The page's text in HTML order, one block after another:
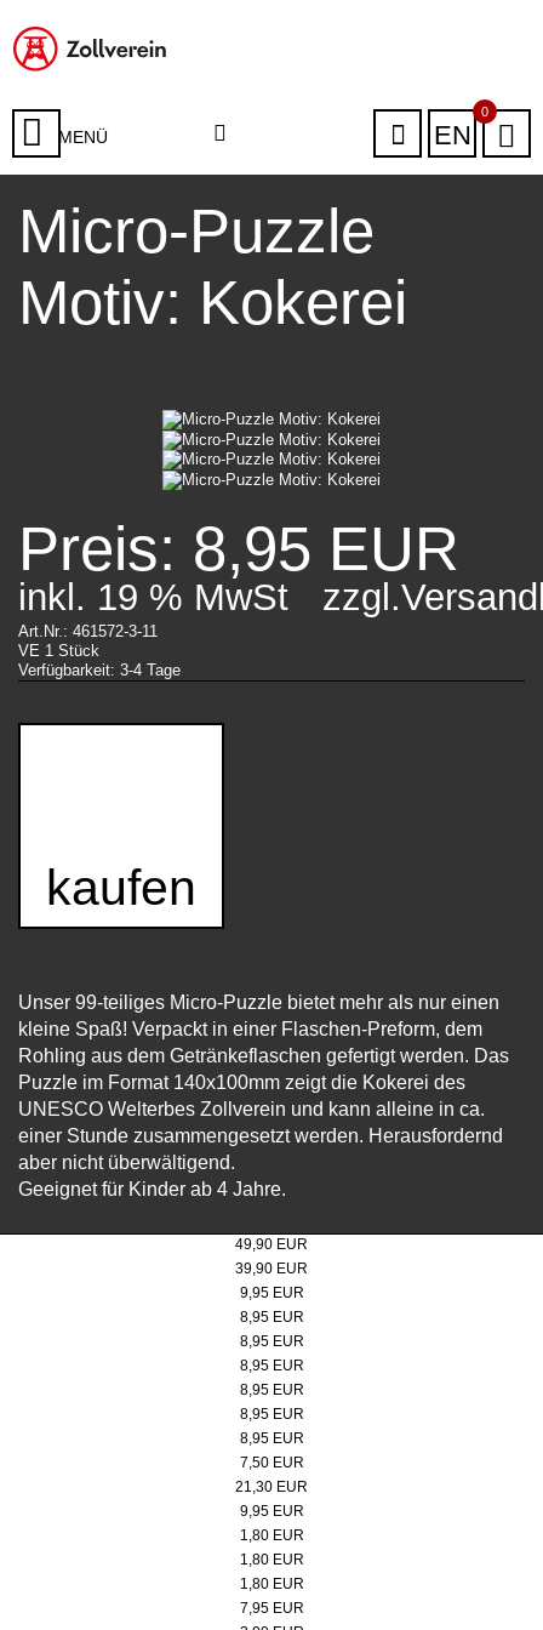
MENÜ EN
0
Micro-Puzzle
Motiv: Kokerei
Preis: 8,95 EUR
inkl. 19 % MwSt
Art.Nr.: 461572-3-11
VE 1 Stück
Verfügbarkeit: 3-4 Tage
kaufen
Unser 99-teiliges Micro-Puzzle bietet mehr als nur einen
kleine Spaß! Verpackt in einer Flaschen-Preform, dem
Rohling aus dem Getränkeflaschen gefertigt werden. Das
Puzzle im Format 140x100mm zeigt die Kokerei des
UNESCO Welterbes Zollverein und kann alleine in ca.
einer Stunde zusammengesetzt werden. Herausfordernd
aber nicht überwältigend.
Geeignet für Kinder ab 4 Jahre.
49,90 EUR
Steiff Teddybär "Bärgmann" 21cm
39,90 EUR
Poster 50x70 cm, Doppelbock Abendrot
9,95 EUR
Micro-Puzzle, Motiv: Doppelbock
8,95 EUR
Micro-Puzzle Motiv: Kokerei
8,95 EUR
Micro-Puzzle, Motiv: Doppelbock Extraschicht
8,95 EUR
Micro-Puzzle, Motiv: Kokerei Extraschicht
8,95 EUR
Micro-Puzzle, Motiv: Werksschwimmbad
8,95 EUR
Micro-Puzzle, Motiv: Lageplan
8,95 EUR
Badeente
7,50 EUR
Pitchgabel
21,30 EUR
Spieluhr Steigerlied, Zollverein-Edition
9,95 EUR
Button, rot/weiß
1,80 EUR
Button, schwarz
1,80 EUR
Button, rot
1,80 EUR
Jacken- und Taschenhalter
7,95 EUR
Kühlschrankmagnet & Kapselheber, Doppelbock schwarz/weiß